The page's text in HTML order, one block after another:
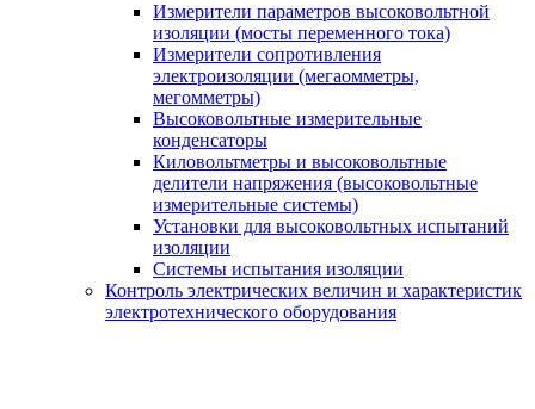
Измерители параметров высоковольтной
изоляции (мосты переменного тока)
Измерители сопротивления
электроизоляции (мегаомметры,
мегомметры)
Высоковольтные измерительные
конденсаторы
Киловольтметры и высоковольтные
делители напряжения (высоковольтные
измерительные системы)
Установки для высоковольтных испытаний
изоляции
Системы испытания изоляции
Контроль электрических величин и характеристик
электротехнического оборудования